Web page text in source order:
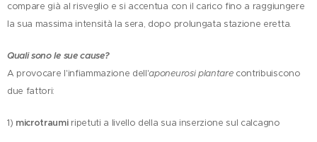
compare già al risveglio e si accentua con il carico fino a raggiungere
la sua massima intensità la sera, dopo prolungata stazione eretta.
Quali sono le sue cause?
A provocare l'infiammazione dell'aponeurosi plantarecontribuiscono
due fattori:
1) microtraumi ripetuti a livello della sua inserzione sul calcagno